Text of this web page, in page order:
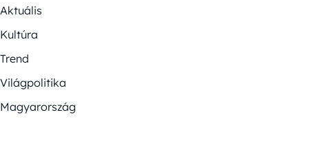
Aktuális
Kultúra
Trend
Világpolitika
Magyarország